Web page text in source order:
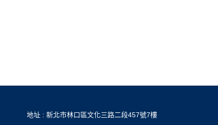
地址 : 新北市林口區文化三路二段457號7樓